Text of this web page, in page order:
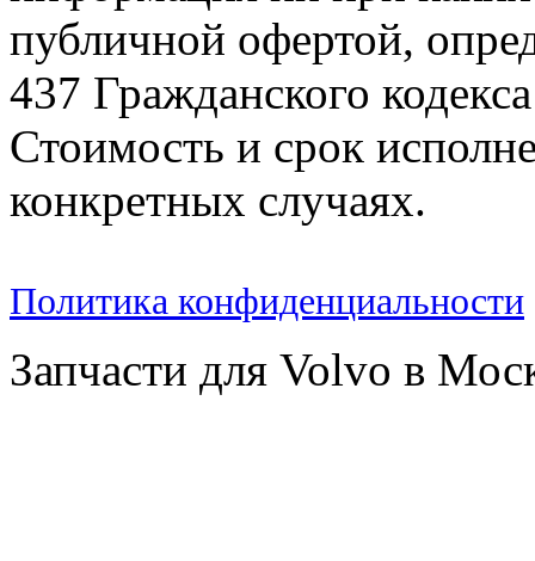
публичной офертой,
437 Гражданского
Стоимость и срок
конкретных случаях.
Политика конфиденциальности
Запчасти для Volvo в